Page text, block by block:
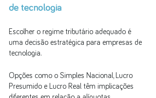
de tecnologia
Escolher o regime tributário adequado é
uma decisão estratégica para empresas de
tecnologia.
Opções como o Simples Nacional, Lucro
Presumido e Lucro Real têm implicações